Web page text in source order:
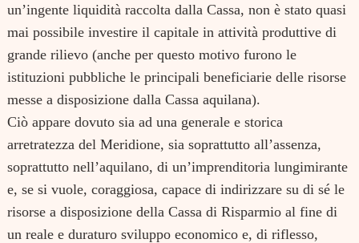
un’ingente liquidità raccolta dalla Cassa, non è stato quasi
mai possibile investire il capitale in attività produttive di
grande rilievo (anche per questo motivo furono le
istituzioni pubbliche le principali beneficiarie delle risorse
messe a disposizione dalla Cassa aquilana).
Ciò appare dovuto sia ad una generale e storica
arretratezza del Meridione, sia soprattutto all’assenza,
soprattutto nell’aquilano, di un’imprenditoria lungimirante
e, se si vuole, coraggiosa, capace di indirizzare su di sé le
risorse a disposizione della Cassa di Risparmio al fine di
un reale e duraturo sviluppo economico e, di riflesso,